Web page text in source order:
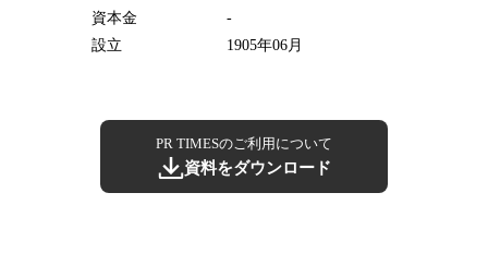
資本金
-
設立
1905年06月
PR TIMESのご利用について
資料をダウンロード